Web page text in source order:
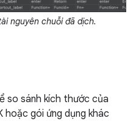
nguyên chuỗi đã dịch.
so sánh kích thước của
gói ứng dụng khác